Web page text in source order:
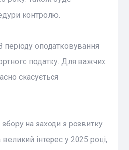
контролю.
періоду оподатковування
податку. Для важчих
скасується
на заходи з розвитку
інтерес у 2025 році,